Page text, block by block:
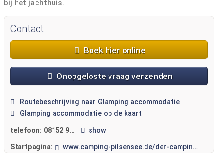
bij het jachthuis.
Nog meer comfort biedt een huurbadkamer, die u tijdens
uw verblijf apart kunt bijboeken.
Contact
Boek hier online
Onopgeloste vraag verzenden
Routebeschrijving naar Glamping accommodatie
Glamping accommodatie op de kaart
telefoon: 08152 9... show
Startpagina: www.camping-pilsensee.de/der-campingplatz/jagdhaus/